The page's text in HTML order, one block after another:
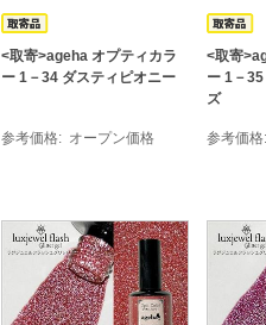
<取寄>ageha オプティカラ
ー 1－34 ダスティピオニー
参考価格 オープン価格
<取寄
ー 1－
ズ
参考価格